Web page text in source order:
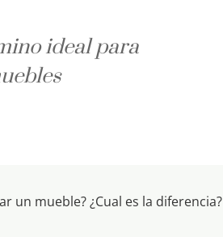
ideal para
un mueble? ¿Cual es la diferencia?